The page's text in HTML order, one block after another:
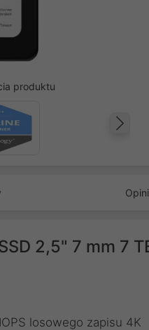
produktu
2,5" 7 mm 7
losowego zapisu 4K